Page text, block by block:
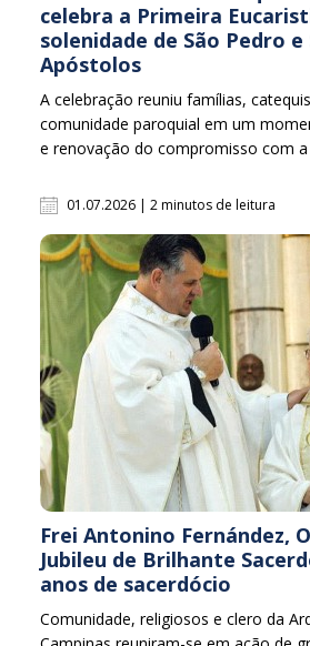
celebra a Primeira
solenidade de São Pedro e
Apóstolos
A celebração reuniu famílias,
comunidade paroquial em um
e renovação do compromisso com a
01.07.2026 | 2 minutos de leitura
Frei Antonino Fernández,
Jubileu de Brilhante
anos de sacerdócio
Comunidade, religiosos e clero da